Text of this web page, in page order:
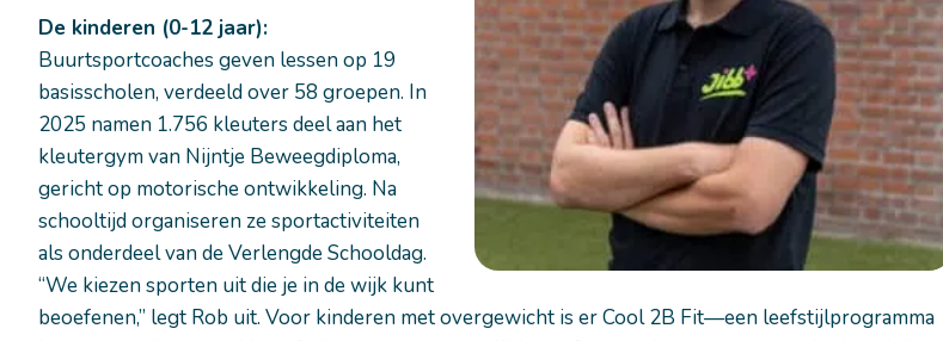
De kinderen (0-12 jaar):
Buurtsportcoaches geven lessen op 19
basisscholen, verdeeld over 58 groepen. In
2025 namen 1.756 kleuters deel aan het
kleutergym van Nijntje Beweegdiploma,
gericht op motorische ontwikkeling. Na
schooltijd organiseren ze sportactiviteiten
als onderdeel van de Verlengde Schooldag.
“We kiezen sporten uit die je in de wijk kunt
beoefenen,” legt Rob uit. Voor kinderen met overgewicht is er Cool 2B Fit—een leefstijlprogramma